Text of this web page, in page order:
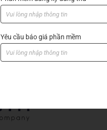
Yêu cầu báo giá phần mềm